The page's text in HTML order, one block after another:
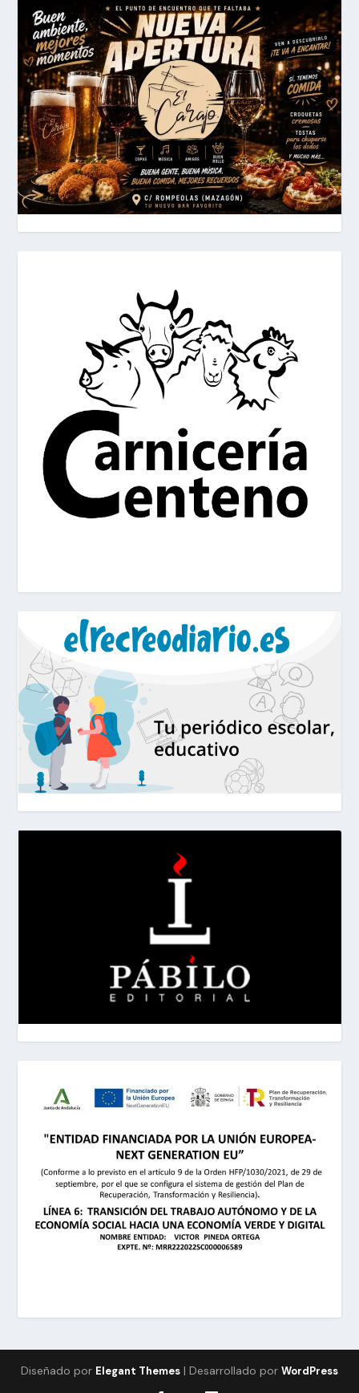
Diseñado por Elegant Themes | Desarrollado por WordPress